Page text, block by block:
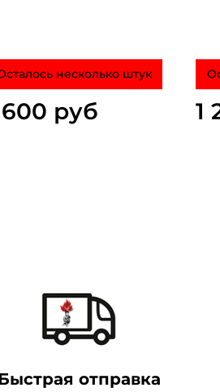
несколько штук
600 руб 1
отправка